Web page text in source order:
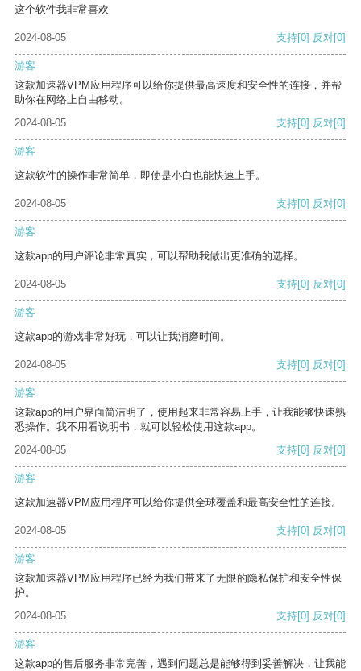
这个软件我非常喜欢
2024-08-05 支持[0] 反对[0]
游客
这款加速器VPM应用程序可以给你提供最高速度和安全性的连接，并帮
助你在网络上自由移动。
2024-08-05
支持[0] 反对[0]
游客
这款软件的操作非常简单，即使是小白也能快速上手。
2024-08-05 支持[0] 反对[0]
游客
这款app的用户评论非常真实，可以帮助我做出更准确的选择。
2024-08-05 支持[0] 反对[0]
游客
这款app的游戏非常好玩，可以让我消磨时间。
2024-08-05 支持[0] 反对[0]
游客
这款app的用户界面简洁明了，使用起来非常容易上手，让我能够快速熟
悉操作。我不用看说明书，就可以轻松使用这款app。
2024-08-05
支持[0] 反对[0]
游客
这款加速器VPM应用程序可以给你提供全球覆盖和最高安全性的连接。
2024-08-05 支持[0] 反对[0]
游客
这款加速器VPM应用程序已经为我们带来了无限的隐私保护和安全性保
护。
2024-08-05
支持[0] 反对[0]
游客
这款app的售后服务非常完善，遇到问题总是能够得到妥善解决，让我能